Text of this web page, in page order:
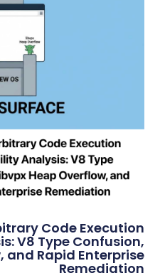
Code Execution
V8 Type Confusion,
and Rapid Enterprise
Remediation